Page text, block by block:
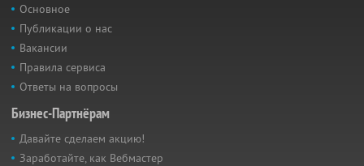
Основное
Публикации о нас
Вакансии
Правила сервиса
Ответы на вопросы
Бизнес-Партнёрам
Давайте сделаем акцию!
Заработайте, как Вебмастер